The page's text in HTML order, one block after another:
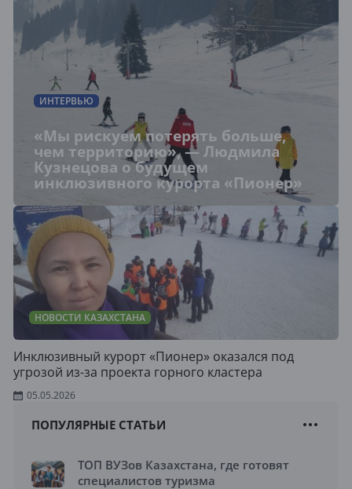
ИНТЕРВЬЮ
«Мы рискуем потерять больше,
чем территорию», — Людмила
Кузнецова о будущем
инклюзивного курорта «Пионер»
НОВОСТИ КАЗАХСТАНА
Инклюзивный курорт «Пионер» оказался под
угрозой из-за проекта горного кластера
05.05.2026
ПОПУЛЯРНЫЕ СТАТЬИ
ТОП ВУЗов Казахстана, где готовят
специалистов туризма